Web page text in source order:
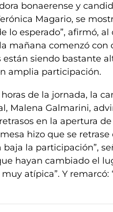
bonaerense y
Magario, se
lo esperado”, afirmó,
mañana comenzó
están siendo bastante
amplia participación.
de la jornada, la
Malena Galmarini,
en la apertura
hizo que se
la participación”,
hayan cambiado el
atípica”. Y